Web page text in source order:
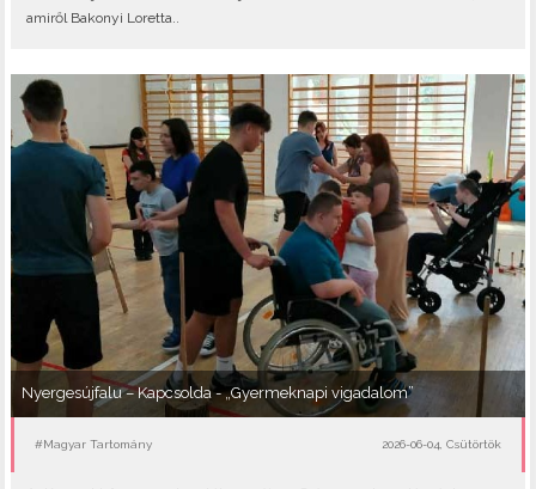
amiről Bakonyi Loretta..
Nyergesújfalu – Kapcsolda - „Gyermeknapi vigadalom”
#Magyar Tartomány 2026-06-04, Csütörtök